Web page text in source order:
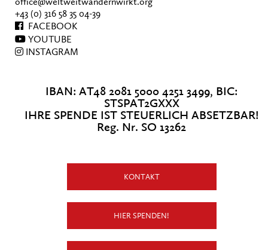
+43 (0) 316 58 35 04-39
FACEBOOK
YOUTUBE
INSTAGRAM
IBAN: AT48 2081 5000 4251 3499, BIC:
STSPAT2GXXX
IHRE SPENDE IST STEUERLICH ABSETZBAR!
Reg. Nr. SO 13262
KONTAKT
HIER SPENDEN!